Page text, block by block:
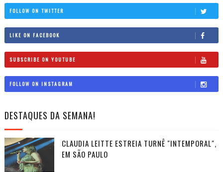
FOLLOW ON TWITTER
LIKE ON FACEBOOK
SUBSCRIBE ON YOUTUBE
FOLLOW ON INSTAGRAM
DESTAQUES DA SEMANA!
CLAUDIA LEITTE ESTREIA TURNÊ "INTEMPORAL",
EM SÃO PAULO